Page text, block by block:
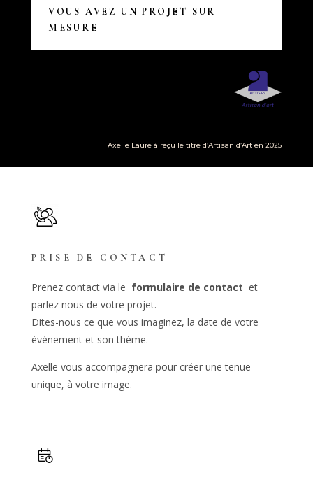
VOUS AVEZ UN PROJET SUR
MESURE
Axelle Laure à reçu le titre d’Artisan d’Art en 2025
PRISE DE CONTACT
Prenez contact via le formulaire de contact et
parlez nous de votre projet.
Dites-nous ce que vous imaginez, la date de votre
événement et son thème.
Axelle vous accompagnera pour créer une tenue
unique, à votre image.